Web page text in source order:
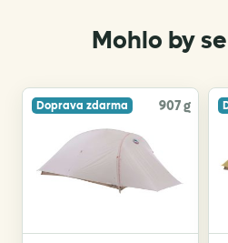
Mohlo by
Doprava zdarma 907 g